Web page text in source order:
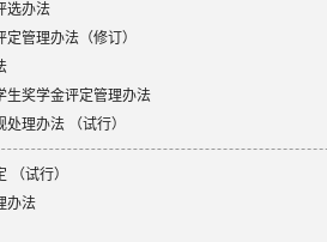
选办法
管理办法（修订）
生奖学金评定管理办法
理办法 （试行）
（试行）
办法